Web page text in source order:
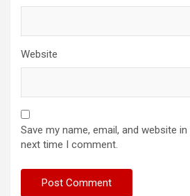
Website
Save my name, email, and website
next time I comment.